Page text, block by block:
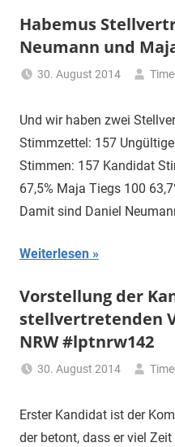
für
Piraten
Habemus
Neumann und
30. August 2014
Und wir haben zwei
Stimmzettel: 157
Stimmen: 157 Kandidat
67,5% Maja Tiegs 100
Damit sind Daniel
Weiterlesen
Vorstellung der
stellvertretenden
NRW #lptnrw142
30. August 2014
Erster Kandidat ist der
der betont, dass er viel